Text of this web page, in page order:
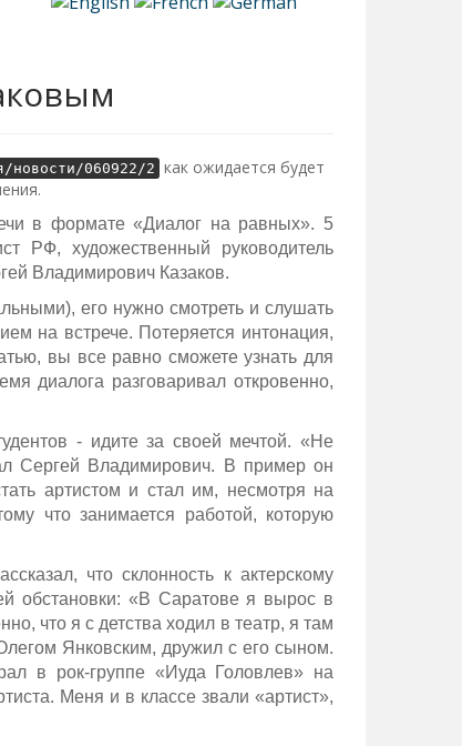
новости/060922/2 как ожидается будет
в формате «Диалог на равных». 5
РФ, художественный руководитель
Владимирович Казаков.
его нужно смотреть и слушать
на встрече. Потеряется интонация,
вы все равно сможете узнать для
диалога разговаривал откровенно,
- идите за своей мечтой. «Не
Сергей Владимирович. В пример он
артистом и стал им, несмотря на
что занимается работой, которую
что склонность к актерскому
обстановки: «В Саратове я вырос в
что я с детства ходил в театр, я там
Янковским, дружил с его сыном.
в рок-группе «Иуда Головлев» на
Меня и в классе звали «артист»,